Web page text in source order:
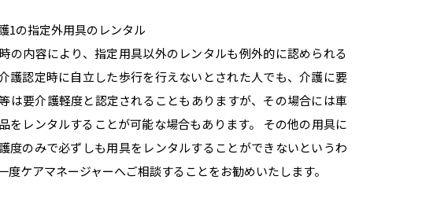
1の指定外用具のレンタル
の内容により、指定用具以外のレンタルも例外的に認められる
護認定時に自立した歩行を行えないとされた人でも、介護に要
は要介護軽度と認定されることもありますが、その場合には車
をレンタルすることが可能な場合もあります。 その他の用具に
度のみで必ずしも用具をレンタルすることができないというわ
度ケアマネージャーへご相談することをお勧めいたします。